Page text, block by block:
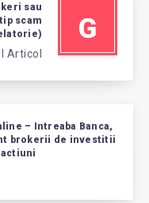
G
sau
scam
Articol
– Intreaba Banca,
brokerii de investitii